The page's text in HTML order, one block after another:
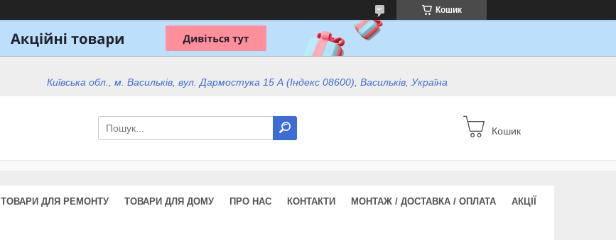
Кошик
Київська обл., м. Васильків, вул. Дармостука 15 А (Індекс 08600), Васильків, Україна
Кошик
ТОВАРИ ДЛЯ РЕМОНТУ ТОВАРИ ДЛЯ ДОМУ ПРО НАС КОНТАКТИ МОНТАЖ / ДОСТАВКА / ОПЛАТА АКЦІЇ